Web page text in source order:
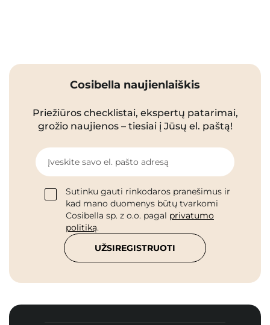
Cosibella naujienlaiškis
Priežiūros checklistai, ekspertų patarimai,
grožio naujienos – tiesiai į Jūsų el. paštą!
Įveskite savo el. pašto adresą
Sutinku gauti rinkodaros pranešimus ir
kad mano duomenys būtų tvarkomi
Cosibella sp. z o.o. pagal privatumo
politiką.
UŽSIREGISTRUOTI